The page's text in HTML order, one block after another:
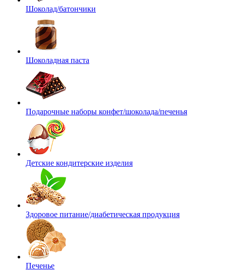
Шоколад/батончики
Шоколадная паста
Подарочные наборы конфет/шоколада/печенья
Детские кондитерские изделия
Здоровое питание/диабетическая продукция
Печенье